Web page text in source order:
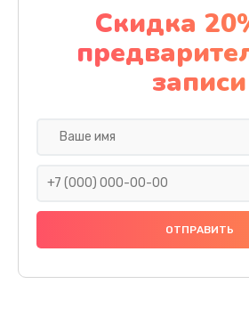
Ремонт/замена
1500 руб.
Заказать
Заказать
Замена уплотнителей
1200 руб.
Заказать
Скидка
записи